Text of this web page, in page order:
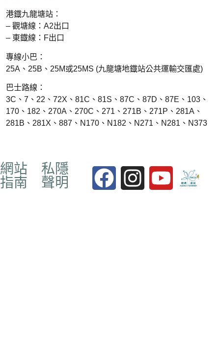
網站
指南
私隱
聲明
港鐡九龍塘站：
– 觀塘線：A2出口
– 東鐡線：F出口
專線小巴：
25A、25B、25M或25MS (九龍塘地鐡站公共運輸交匯處)
巴士路線：
3C、7、22、72X、81C、81S、87C、87D、87E、103、
170、182、270A、270C、271、271B、271P、281A、
281B、281X、887、N170、N182、N271、N281、N373